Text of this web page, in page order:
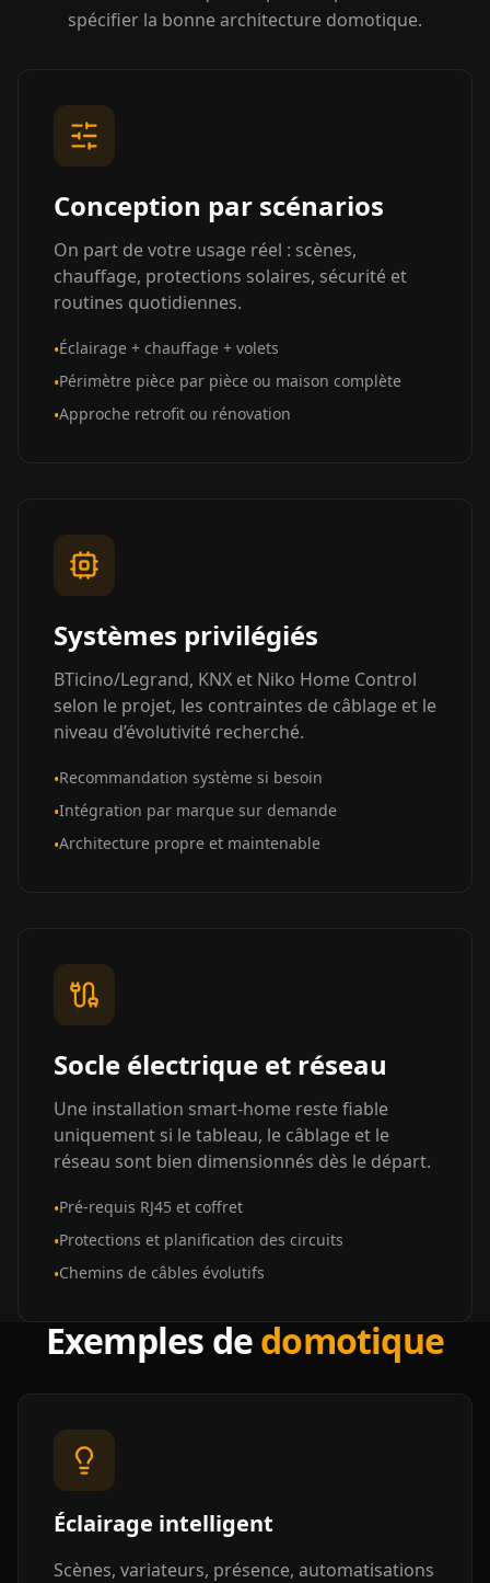
spécifier la bonne architecture domotique.
Conception par scénarios
On part de votre usage réel : scènes,
chauffage, protections solaires, sécurité et
routines quotidiennes.
•Éclairage + chauffage + volets
•Périmètre pièce par pièce ou maison complète
•Approche retrofit ou rénovation
Systèmes privilégiés
BTicino/Legrand, KNX et Niko Home Control
selon le projet, les contraintes de câblage et le
niveau d’évolutivité recherché.
•Recommandation système si besoin
•Intégration par marque sur demande
•Architecture propre et maintenable
Socle électrique et réseau
Une installation smart-home reste fiable
uniquement si le tableau, le câblage et le
réseau sont bien dimensionnés dès le départ.
•Pré-requis RJ45 et coffret
•Protections et planification des circuits
•Chemins de câbles évolutifs
Exemples dedomotique
Éclairage intelligent
Scènes, variateurs, présence, automatisations